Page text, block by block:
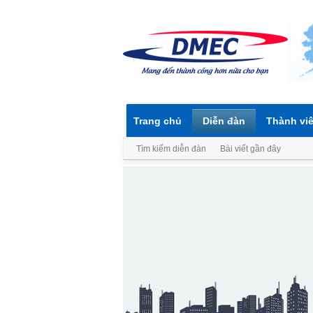
Trang chủ Diễn đàn
Tìm kiếm diễn đàn Bài viết gần đây
Thành